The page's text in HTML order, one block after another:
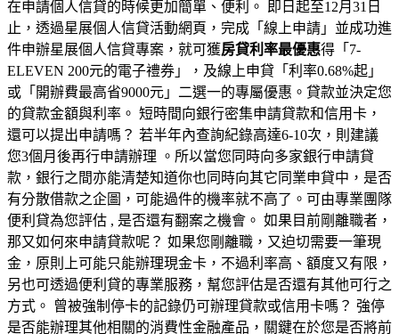
在申請個人信貸的時候更加簡單、便利。 即日起至12月31日
止，透過星展個人信貸活動網頁，完成「線上申請」並成功進
件申辦星展個人信貸專案，就可獲房貸利率最優惠得「7-
ELEVEN 200元的電子禮券」，及線上申貸「利率0.68%起」
或「開辦費最高省9000元」二選一的專屬優惠。貸款並決定您
的貸款金額與利率。 短時間向銀行密集申請貸款和信用卡，
還可以提出申請嗎？ 若半年內查詢紀錄高達6-10次，則建議
您3個月後再行申請辦理 。所以當您同時向多家銀行申請貸
款，銀行之間亦能清楚知道你也同時向其它同業申貸中，是否
有分散借款之企圖，可能過件的機率就不高了。可由專業團隊
便利貸為您評估 , 是否還有翻案之機會。 如果目前剛離職者，
那又如何來申請貸款呢？ 如果您剛離職，又迫切需要一筆現
金，原則上可能只能辦理現金卡，不過利率高、額度又有限，
另也可透過便利貸的專業服務，幫您評估是否還有其他可行之
方式。 曾被強制停卡的記錄仍可辦理貸款或信用卡嗎？ 強停
是否能辦理其他相關的消費性金融產品，關鍵在於您是否將前